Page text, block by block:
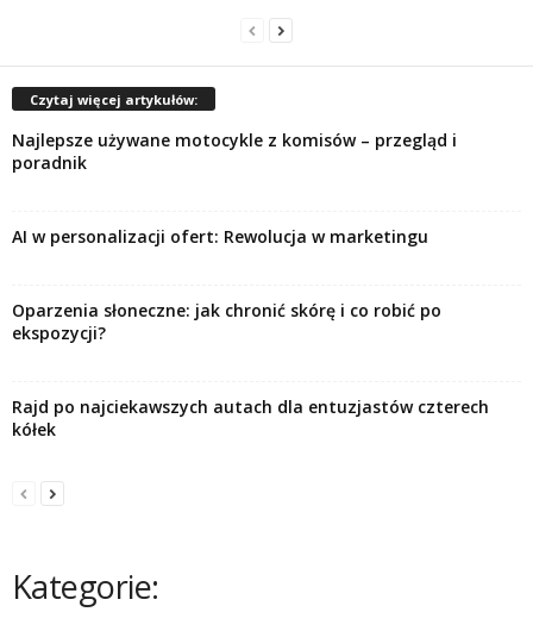
Czytaj więcej artykułów:
Najlepsze używane motocykle z komisów – przegląd i
poradnik
AI w personalizacji ofert: Rewolucja w marketingu
Oparzenia słoneczne: jak chronić skórę i co robić po
ekspozycji?
Rajd po najciekawszych autach dla entuzjastów czterech
kółek
Kategorie: